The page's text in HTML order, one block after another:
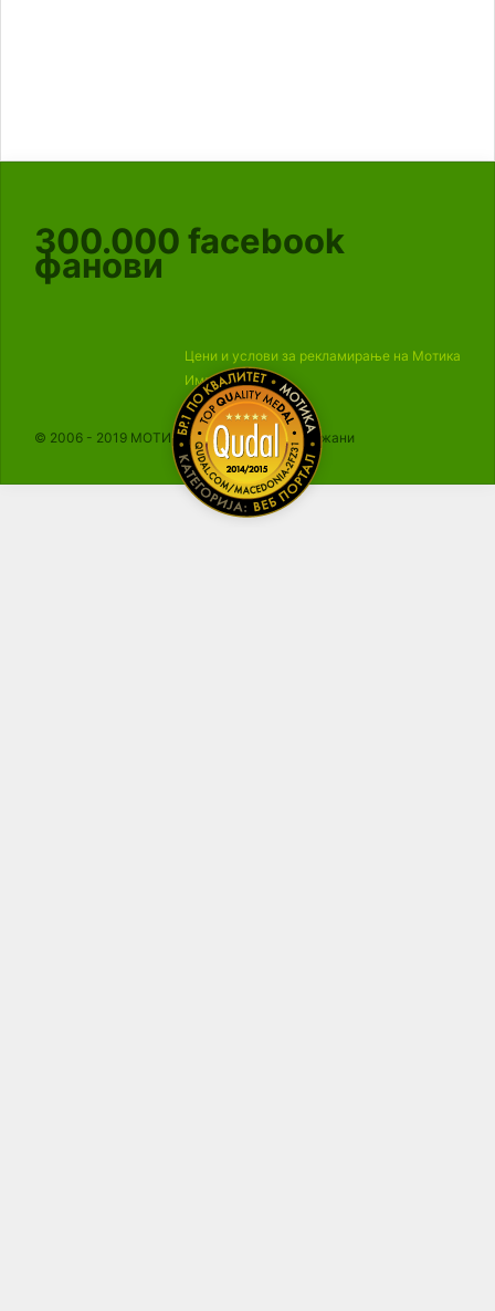
300.000 facebook
фанови
Цени и услови за рекламирање на Мотика
Импресум
© 2006 - 2019 МОТИКА, Сите права се задржани